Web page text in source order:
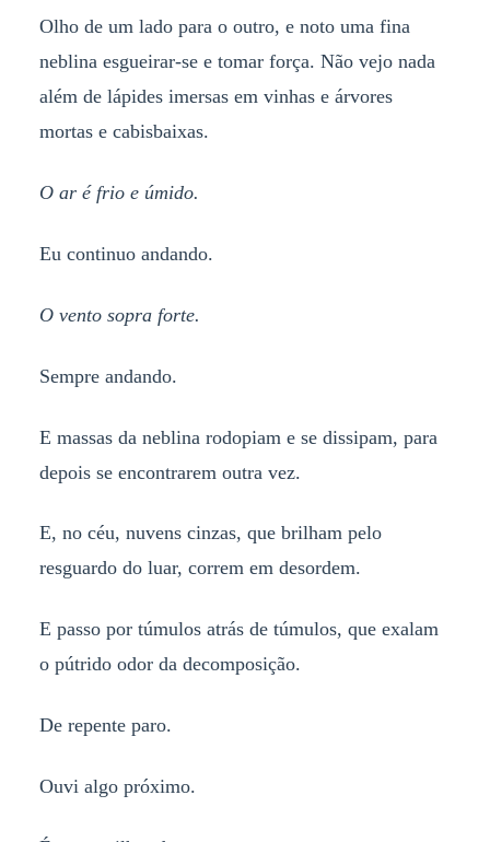
Olho de um lado para o outro, e noto uma fina
neblina esgueirar-se e tomar força. Não vejo nada
além de lápides imersas em vinhas e árvores
mortas e cabisbaixas.
O ar é frio e úmido.
Eu continuo andando.
O vento sopra forte.
Sempre andando.
E massas da neblina rodopiam e se dissipam, para
depois se encontrarem outra vez.
E, no céu, nuvens cinzas, que brilham pelo
resguardo do luar, correm em desordem.
E passo por túmulos atrás de túmulos, que exalam
o pútrido odor da decomposição.
De repente paro.
Ouvi algo próximo.